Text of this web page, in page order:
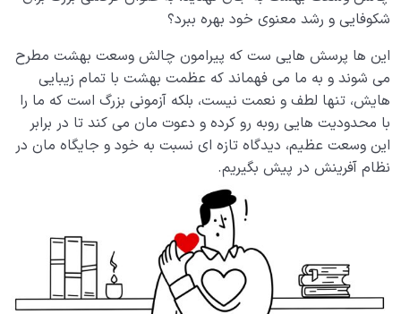
کسانی است؟
وسعت بهشت فرصت یا تهدید؛ چگونه ورود به بهشت
ممکن است برای ما به تهدید تبدیل شود؟
بهشت تجلی بینهایت؛ رابطه بهشت با بینهایت طلبی انسان
چیست؟
چرا شناختن ویژگی های بهشت برای انسانی که در مسیر
سلوک انسانی قرار دارد مهم است؟
آیا شوق بهشت در قلب شما جای گرفته است؛ چرا کسب این
ارتباط قلب سلیم و بهشت چیست؟ چرا سلامت قلب کلید
ورود به بهشت است؟
شکوفایی و رشد معنوی خود بهره ببرد؟
این ها پرسش هایی ست که پیرامون چالش وسعت بهشت مطرح
می شوند و به ما می فهماند که عظمت بهشت با تمام زیبایی
هایش، تنها لطف و نعمت نیست، بلکه آزمونی بزرگ است که ما را
با محدودیت هایی روبه رو کرده و دعوت مان می کند تا در برابر
این وسعت عظیم، دیدگاه تازه ای نسبت به خود و جایگاه مان در
نظام آفرینش در پیش بگیریم.